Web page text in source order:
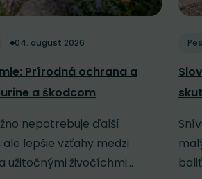
04. august 2026
Prírodná ochrana a
a škodcom
nepotrebuje ďalší
lepšie vzťahy medzi
užitočnými živočíchmi...